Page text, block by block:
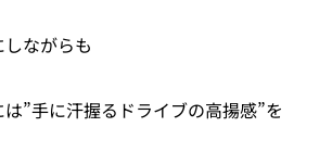
ながらも
”手に汗握るドライブの高揚感”を